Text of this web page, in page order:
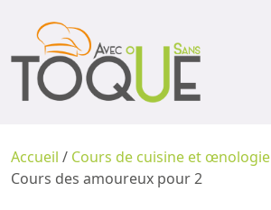
Accueil / Cours de cuisine et œnologie
Cours des amoureux pour 2